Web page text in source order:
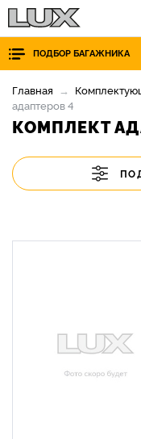
ПОДБОР БАГАЖНИКА
Главная
адаптеров 4
КОМПЛЕКТ